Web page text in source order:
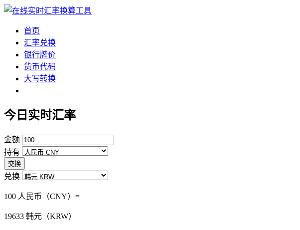
首页
汇率兑换
银行牌价
货币代码
大写转换
今日实时汇率
金额
持有
交换
兑换
100 人民币（CNY）=
19633 韩元（KRW）